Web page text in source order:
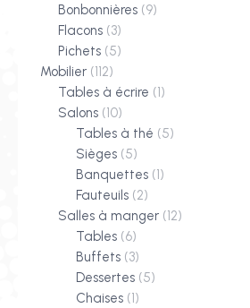
Bonbonnières (9)
Flacons (3)
Pichets (5)
Mobilier (112)
Tables à écrire (1)
Salons (10)
Tables à thé (5)
Sièges (5)
Banquettes (1)
Fauteuils (2)
Salles à manger (12)
Tables (6)
Buffets (3)
Dessertes (5)
Chaises (1)